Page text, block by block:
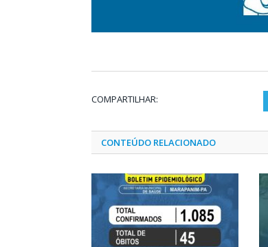
COMPARTILHAR:
CONTEÚDO RELACIONADO